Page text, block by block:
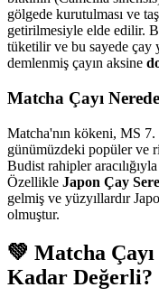
gölgede kurutulması ve
getirilmesiyle elde edilir.
tüketilir ve bu sayede çay
demlenmiş çayın aksine
Matcha Çayı
Matcha'nın kökeni, MS 7.
günümüzdeki popüler ve
Budist rahipler aracılığıyla
Özellikle Japon Çay
gelmiş ve yüzyıllardır
olmuştur.
💚 Matcha
Kadar Değerli?